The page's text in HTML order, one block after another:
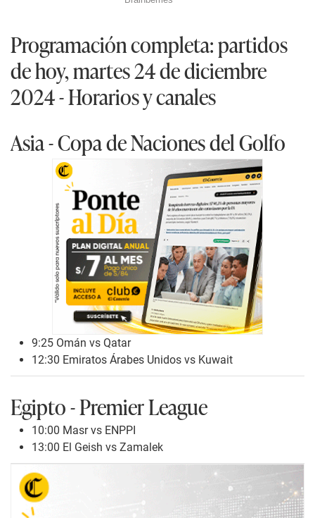
Programación completa: partidos
de hoy, martes 24 de diciembre
2024 - Horarios y canales
Asia - Copa de Naciones del Golfo
9:25 Omán vs Qatar
12:30 Emiratos Árabes Unidos vs Kuwait
Egipto - Premier League
10:00 Masr vs ENPPI
13:00 El Geish vs Zamalek